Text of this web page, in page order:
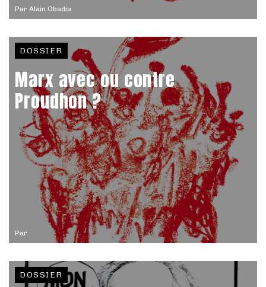
Par Alain Obadia
Par
DOSSIER
Marx avec ou contre
Proudhon ?
DOSSIER